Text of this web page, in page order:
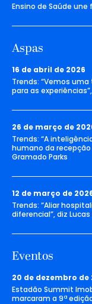
Ensino de Saúde
Aspas
16 de abril de 2026
Trends: “Vemos
para as
26 de março de
Trends: “A
humano da recepção
Gramado Parks
12 de março de
Trends: “Aliar
diferencial”, diz Lucas
Eventos
20 de dezembro de
Estadão Summit
marcaram a 9ª